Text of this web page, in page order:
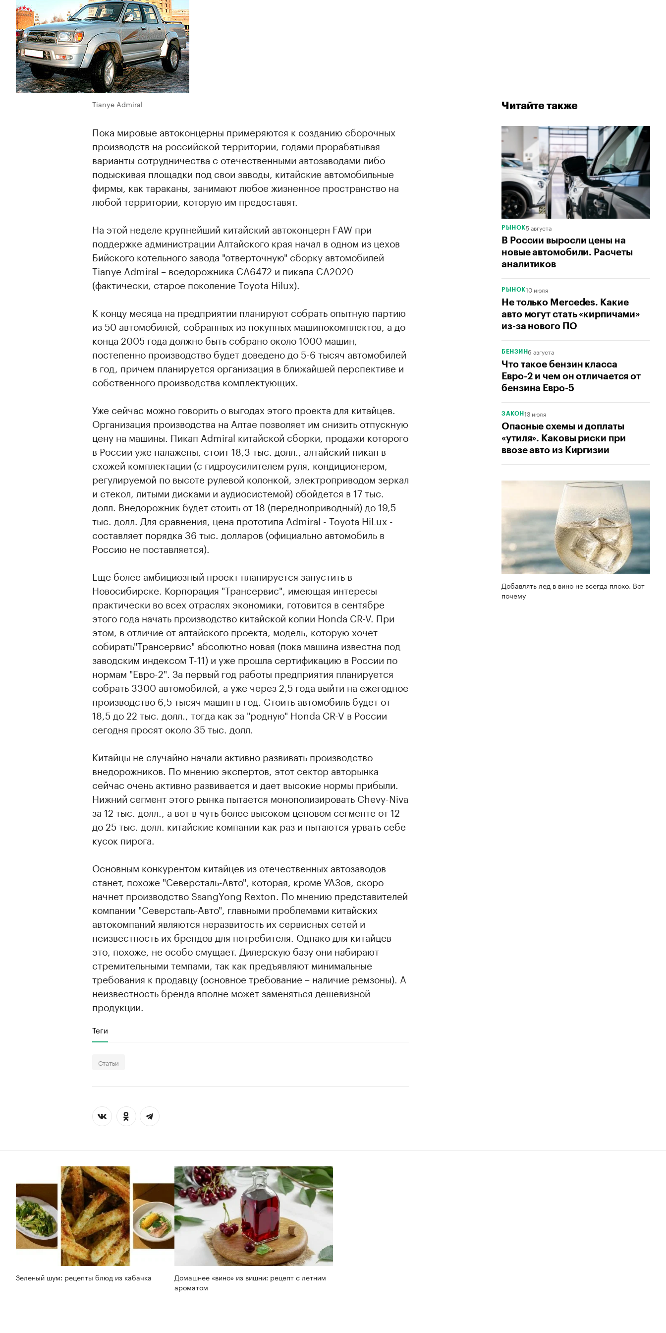
Читайте также
РЫНОК5 августа
В России выросли цены на
новые автомобили. Расчеты
аналитиков
РЫНОК10 июля
Не только Mercedes. Какие
авто могут стать «кирпичами»
из-за нового ПО
БЕНЗИН6 августа
Что такое бензин класса
Евро-2 и чем он отличается от
бензина Евро-5
ЗАКОН 13 июля
Опасные схемы и доплаты
«утиля». Каковы риски при
ввозе авто из Киргизии
Добавлять лед в вино не всегда плохо. Вот
почему
Tianye Admiral
Пока мировые автоконцерны примеряются к созданию сборочных
производств на российской территории, годами прорабатывая
варианты сотрудничества с отечественными автозаводами либо
подыскивая площадки под свои заводы, китайские автомобильные
фирмы, как тараканы, занимают любое жизненное пространство на
любой территории, которую им предоставят.
На этой неделе крупнейший китайский автоконцерн FAW при
поддержке администрации Алтайского края начал в одном из цехов
Бийского котельного завода "отверточную" сборку автомобилей
Tianye Admiral – вседорожника СА6472 и пикапа СА2020
(фактически, старое поколение Toyota Hiluх).
К концу месяца на предприятии планируют собрать опытную партию
из 50 автомобилей, собранных из покупных машинокомплектов, а до
конца 2005 года должно быть собрано около 1000 машин,
постепенно производство будет доведено до 5-6 тысяч автомобилей
в год, причем планируется организация в ближайшей перспективе и
собственного производства комплектующих.
Уже сейчас можно говорить о выгодах этого проекта для китайцев.
Организация производства на Алтае позволяет им снизить отпускную
цену на машины. Пикап Admiral китайской сборки, продажи которого
в России уже налажены, стоит 18,3 тыс. долл., алтайский пикап в
схожей комплектации (с гидроусилителем руля, кондиционером,
регулируемой по высоте рулевой колонкой, электроприводом зеркал
и стекол, литыми дисками и аудиосистемой) обойдется в 17 тыс.
долл. Внедорожник будет стоить от 18 (передноприводный) до 19,5
тыс. долл. Для сравнения, цена прототипа Admiral - Toyota HiLux -
составляет порядка 36 тыс. долларов (официально автомобиль в
Россию не поставляется).
Еще более амбициозный проект планируется запустить в
Новосибирске. Корпорация "Трансервис", имеющая интересы
практически во всех отраслях экономики, готовится в сентябре
этого года начать производство китайской копии Honda CR-V. При
этом, в отличие от алтайского проекта, модель, которую хочет
собирать"Трансервис" абсолютно новая (пока машина известна под
заводским индексом Т-11) и уже прошла сертификацию в России по
нормам "Евро-2". За первый год работы предприятия планируется
собрать 3300 автомобилей, а уже через 2,5 года выйти на ежегодное
производство 6,5 тысяч машин в год. Стоить автомобиль будет от
18,5 до 22 тыс. долл., тогда как за "родную" Honda CR-V в России
сегодня просят около 35 тыс. долл.
Китайцы не случайно начали активно развивать производство
внедорожников. По мнению экспертов, этот сектор авторынка
сейчас очень активно развивается и дает высокие нормы прибыли.
Нижний сегмент этого рынка пытается монополизировать Chevy-Niva
за 12 тыс. долл., а вот в чуть более высоком ценовом сегменте от 12
до 25 тыс. долл. китайские компании как раз и пытаются урвать себе
кусок пирога.
Основным конкурентом китайцев из отечественных автозаводов
станет, похоже "Северсталь-Авто", которая, кроме УАЗов, скоро
начнет производство SsangYong Rexton. По мнению представителей
компании "Северсталь-Авто", главными проблемами китайских
автокомпаний являются неразвитость их сервисных сетей и
неизвестность их брендов для потребителя. Однако для китайцев
это, похоже, не особо смущает. Дилерскую базу они набирают
стремительными темпами, так как предъявляют минимальные
требования к продавцу (основное требование – наличие ремзоны). А
неизвестность бренда вполне может заменяться дешевизной
продукции.
Теги
Статьи
Зеленый шум: рецепты блюд из кабачка
Домашнее «вино» из вишни: рецепт с летним
ароматом